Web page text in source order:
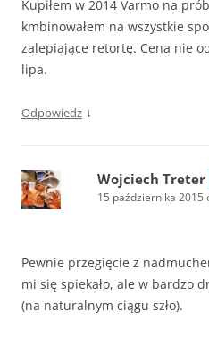
Kupiłem w 2014 Varmo na
kmbinowałem na wszystkie
zalepiające retortę. Cena nie
lipa.
Odpowiedz ↓
Wojciech Treter
15 października 2015
Pewnie przegięcie z
mi się spiekało, ale w bardzo
(na naturalnym ciągu szło).